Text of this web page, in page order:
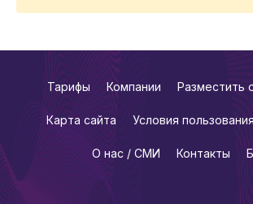
Тарифы Компании Разместить
Карта сайта Условия пользования
О нас / СМИ Контакты